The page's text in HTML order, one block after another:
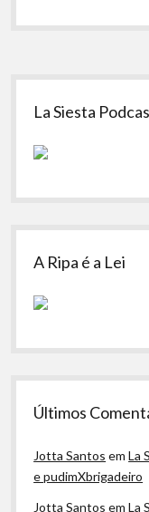
Sidebar
La Siesta
A Ripa é a Lei
Últimos
Jotta Santos emLa
e pudimXbrigadeiro
Jotta Santos emLa